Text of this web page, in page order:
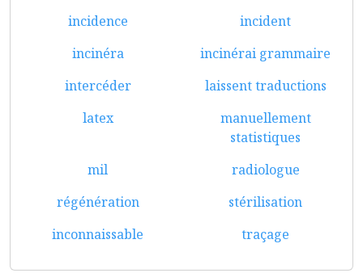
incidence
incident
incinéra
incinérai grammaire
intercéder
laissent traductions
latex
manuellement
statistiques
mil
radiologue
régénération
stérilisation
inconnaissable
traçage